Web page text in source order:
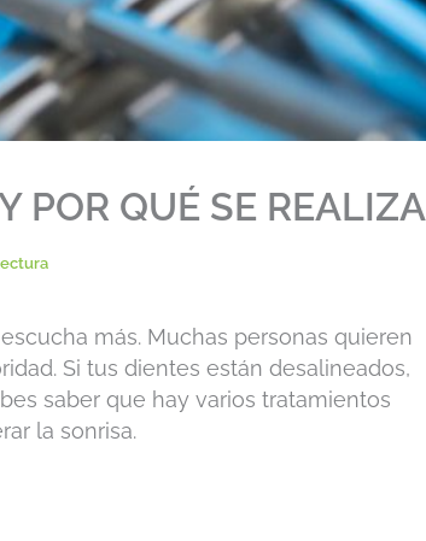
POR QUÉ SE REALIZA
más. Muchas personas quieren
Si tus dientes están desalineados,
saber que hay varios tratamientos
la sonrisa.